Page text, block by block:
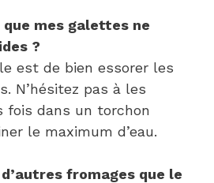
mes galettes ne
?
est de bien essorer les
N’hésitez pas à les
fois dans un torchon
le maximum d’eau.
fromages que le